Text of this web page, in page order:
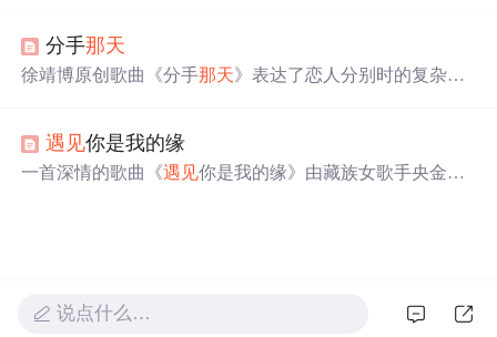
词的问题。
分手那天
徐靖博原创歌曲《分手那天》表达了恋人分别时的复杂情
遇见你是我的缘
一首深情的歌曲《遇见你是我的缘》由藏族女歌手央金兰
说点什么…